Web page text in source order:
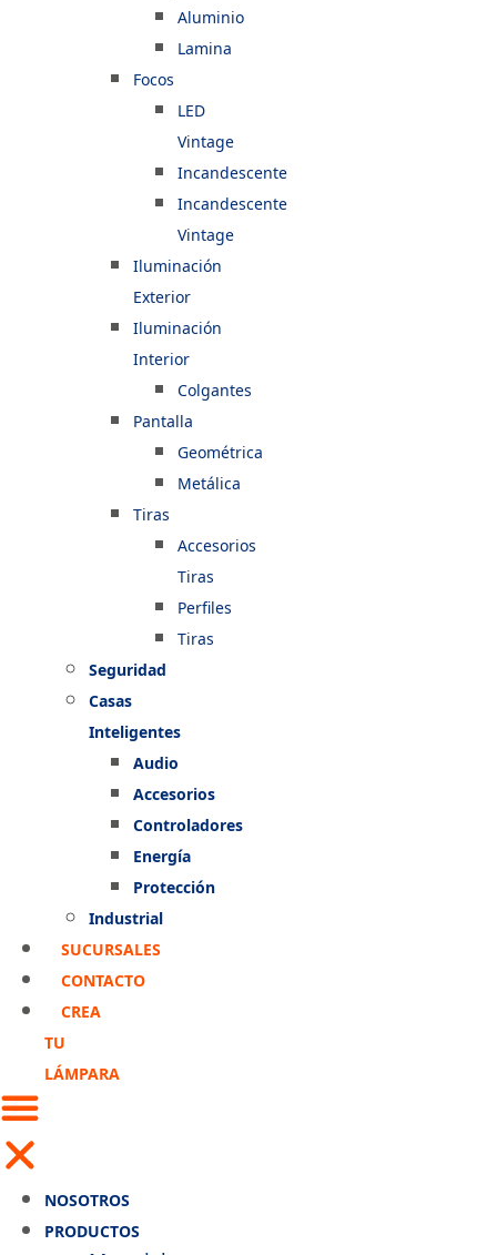
Aluminio
Lamina
Focos
LED
Vintage
Incandescente
Incandescente
Vintage
Iluminación
Exterior
Iluminación
Interior
Colgantes
Pantalla
Geométrica
Metálica
Tiras
Accesorios
Tiras
Perfiles
Tiras
Seguridad
Casas
Inteligentes
Audio
Accesorios
Controladores
Energía
Protección
Industrial
SUCURSALES
CONTACTO
CREA
TU
LÁMPARA
NOSOTROS
PRODUCTOS